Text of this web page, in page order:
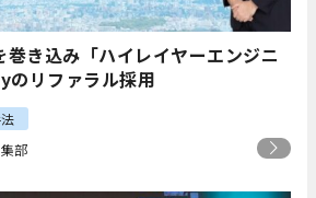
き込み「ハイレイヤーエンジニ
のリファラル採用
部